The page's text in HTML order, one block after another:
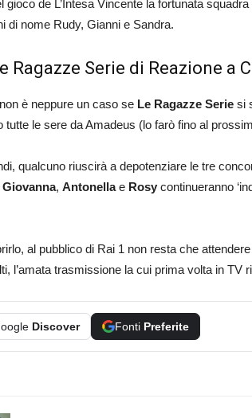
gioco de L’Intesa Vincente la fortunata
di nome Rudy, Gianni e Sandra.
Ragazze Serie di Reazione a
è neppure un caso se Le Ragazze Serie si
tutte le sere da Amadeus (lo farò fino al
qualcuno riuscirà a depotenziare le tre
Giovanna, Antonellae Rosy continueranno
al pubblico di Rai 1 non resta che
l’amata trasmissione la cui prima volta in TV
Discover Fonti Preferite